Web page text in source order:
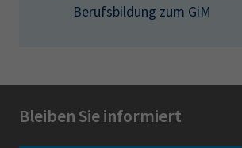
Berufsbildung zum GiM
Bleiben Sie informiert